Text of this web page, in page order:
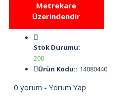
Metrekare
Üzerindendir
Stok Durumu:
200
Ürün Kodu:: 14080440
0 yorum - Yorum Yap